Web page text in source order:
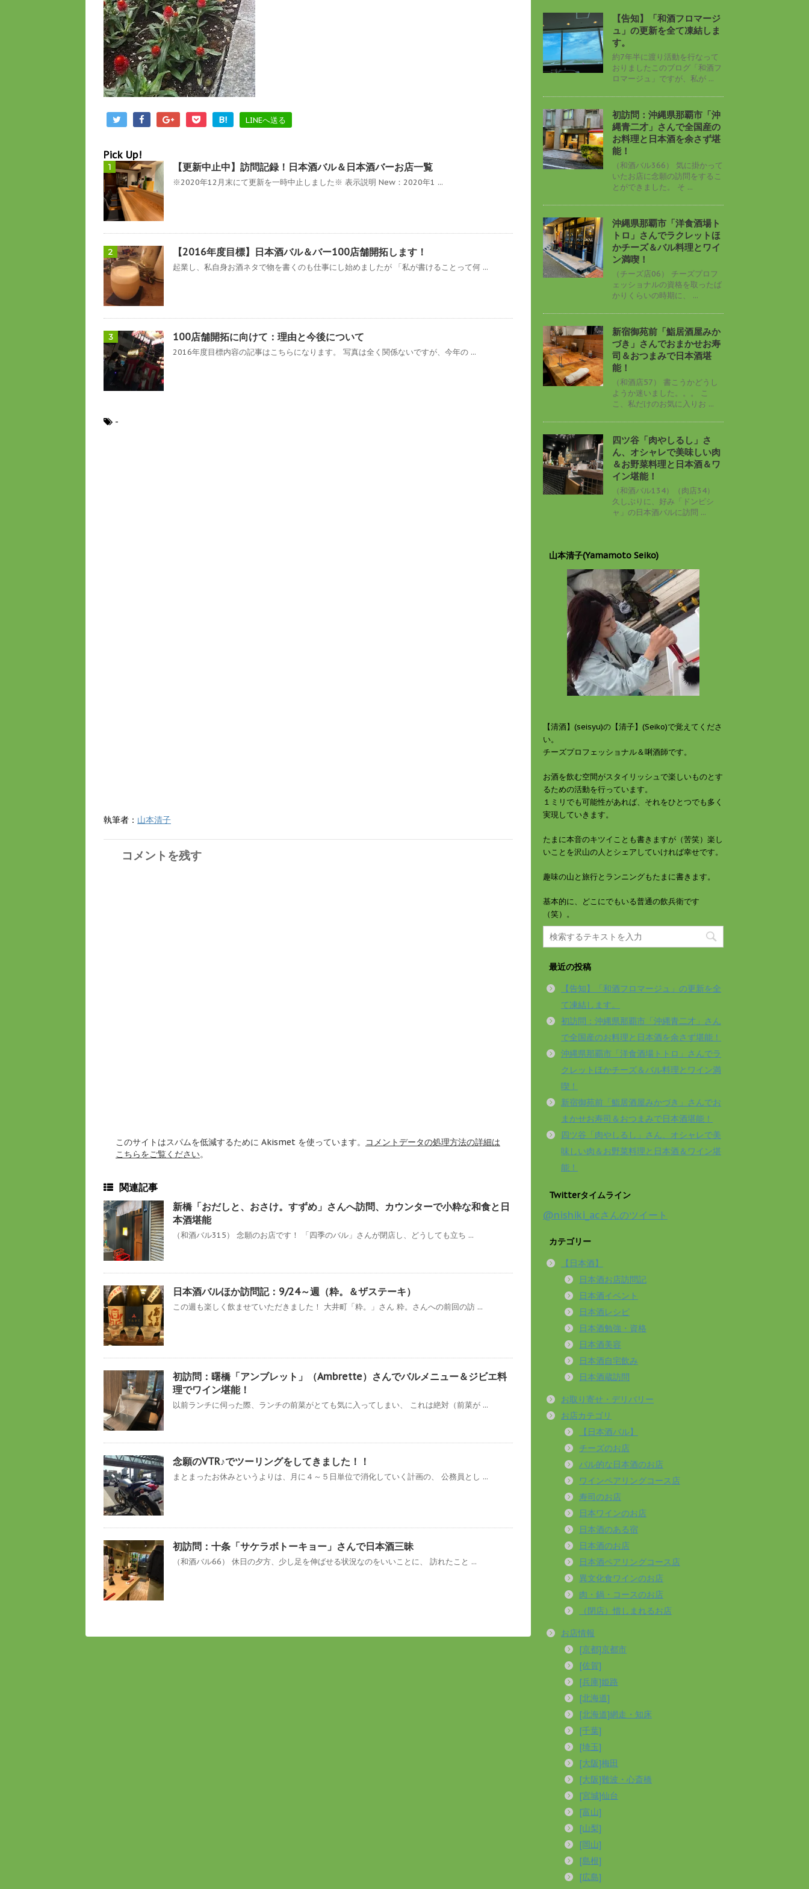
B! LINEへ送る
Pick Up!
1 【更新中止中】訪問記録！日本酒バル＆日本酒バーお店一覧
※2020年12月末にて更新を一時中止しました※ 表示説明 New：2020年1 ...
2 【2016年度目標】日本酒バル＆バー100店舗開拓します！
起業し、私自身お酒ネタで物を書くのも仕事にし始めましたが 「私が書けることって何 ...
3 100店舗開拓に向けて：理由と今後について
2016年度目標内容の記事はこちらになります。 写真は全く関係ないですが、今年の ...
-
執筆者： 山本清子
コメントを残す
このサイトはスパムを低減するために Akismet を使っています。
コメントデータの処理方法の詳細は
こちらをご覧ください。
関連記事
新橋「おだしと、おさけ。すずめ」さんへ訪問、カウンターで小粋な和食と日
本酒堪能
（和酒バル315） 念願のお店です！ 「四季のバル」さんが閉店し、どうしても立ち ...
日本酒バルほか訪問記：9/24～週（粋。＆ザステーキ）
この週も楽しく飲ませていただきました！ 大井町「粋。」さん 粋。さんへの前回の訪 ...
初訪問：曙橋「アンブレット」（Ambrette）さんでバルメニュー＆ジビエ料
理でワイン堪能！
以前ランチに伺った際、ランチの前菜がとても気に入ってしまい、 これは絶対（前菜が ...
念願のVTR♪でツーリングをしてきました！！
まとまったお休みというよりは、月に４～５日単位で消化していく計画の、 公務員とし ...
初訪問：十条「サケラボトーキョー」さんで日本酒三昧
（和酒バル66） 休日の夕方、少し足を伸ばせる状況なのをいいことに、 訪れたこと ...
【告知】「和酒フロマージ
ュ」の更新を全て凍結しま
す。
約7年半に渡り活動を行なって
おりましたこのブログ「和酒フ
ロマージュ」ですが、私が ...
初訪問：沖縄県那覇市「沖
縄青二才」さんで全国産の
お料理と日本酒を余さず堪
能！
（和酒バル366） 気に掛かって
いたお店に念願の訪問をするこ
とができました。 そ ...
沖縄県那覇市「洋食酒場ト
トロ」さんでラクレットほ
かチーズ＆バル料理とワイ
ン満喫！
（チーズ店06） チーズプロフ
ェッショナルの資格を取ったば
かりくらいの時期に、 ...
新宿御苑前「鮨居酒屋みか
づき」さんでおまかせお寿
司＆おつまみで日本酒堪
能！
（和酒店57） 書こうかどうし
ようか迷いました。。。 こ
こ、私だけのお気に入りお ...
四ツ谷「肉やしるし」さ
ん、オシャレで美味しい肉
＆お野菜料理と日本酒＆ワ
イン堪能！
（和酒バル134）（肉店34）
久しぶりに、好み「ドンピシ
ャ」の日本酒バルに訪問 ...
山本清子(Yamamoto Seiko)
【清酒】(seisyu)の【清子】(Seiko)で覚えてくださ
い。
チーズプロフェッショナル＆唎酒師です。
お酒を飲む空間がスタイリッシュで楽しいものとす
るための活動を行っています。
１ミリでも可能性があれば、それをひとつでも多く
実現していきます。
たまに本音のキツイことも書きますが（苦笑）楽し
いことを沢山の人とシェアしていければ幸せです。
趣味の山と旅行とランニングもたまに書きます。
基本的に、どこにでもいる普通の飲兵衛です
（笑）。
最近の投稿
【告知】「和酒フロマージュ」の更新を全
て凍結します。
初訪問：沖縄県那覇市「沖縄青二才」さん
で全国産のお料理と日本酒を余さず堪能！
沖縄県那覇市「洋食酒場トトロ」さんでラ
クレットほかチーズ＆バル料理とワイン満
喫！
新宿御苑前「鮨居酒屋みかづき」さんでお
まかせお寿司＆おつまみで日本酒堪能！
四ツ谷「肉やしるし」さん、オシャレで美
味しい肉＆お野菜料理と日本酒＆ワイン堪
能！
Twitterタイムライン
@nishiki_acさんのツイート
カテゴリー
【日本酒】
日本酒お店訪問記
日本酒イベント
日本酒レシピ
日本酒勉強・資格
日本酒美容
日本酒自宅飲み
日本酒蔵訪問
お取り寄せ・デリバリー
お店カテゴリ
【日本酒バル】
チーズのお店
バル的な日本酒のお店
ワインペアリングコース店
寿司のお店
日本ワインのお店
日本酒のある宿
日本酒のお店
日本酒ペアリングコース店
異文化食ワインのお店
肉・鍋・コースのお店
（閉店）惜しまれるお店
お店情報
[京都]京都市
[佐賀]
[兵庫]姫路
[北海道]
[北海道]網走・知床
[千葉]
[埼玉]
[大阪]梅田
[大阪]難波・心斎橋
[宮城]仙台
[富山]
[山梨]
[岡山]
[島根]
[広島]